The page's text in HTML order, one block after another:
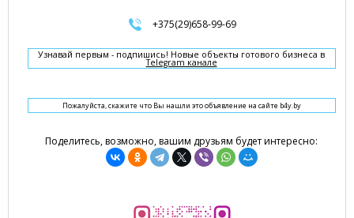
+375(29)658-99-69
Узнавай первым - подпишись! Новые объекты готового бизнеса в
Telegram канале
Пожалуйста, скажите что Вы нашли это объявление на сайте b4y.by
Поделитесь, возможно, вашим друзьям будет интересно: